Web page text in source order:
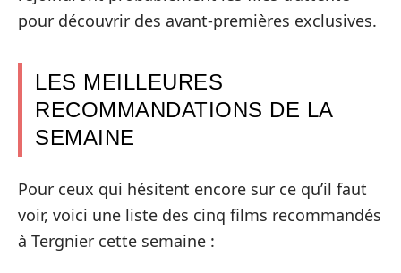
pour découvrir des avant-premières exclusives.
LES MEILLEURES
RECOMMANDATIONS DE LA
SEMAINE
Pour ceux qui hésitent encore sur ce qu’il faut
voir, voici une liste des cinq films recommandés
à Tergnier cette semaine :